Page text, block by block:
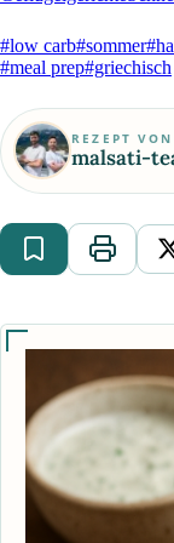
#low carb#sommer
#meal prep#griechisch
REZEPT VON
malsati-